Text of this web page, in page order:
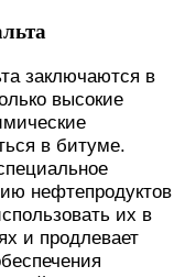
заключаются в
высокие
в битуме.
нефтепродуктов
их в
и продлевает